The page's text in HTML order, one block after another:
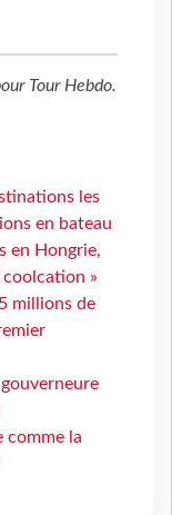
Tour Hebdo.
les
en bateau
en Hongrie,
»
millions de
comme la